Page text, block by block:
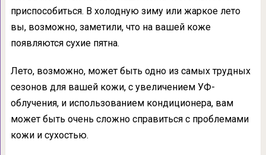
приспособиться. В холодную зиму или жаркое лето
вы, возможно, заметили, что на вашей коже
появляются сухие пятна.
Лето, возможно, может быть одно из самых трудных
сезонов для вашей кожи, с увеличением УФ-
облучения, и использованием кондиционера, вам
может быть очень сложно справиться с проблемами
кожи и сухостью.